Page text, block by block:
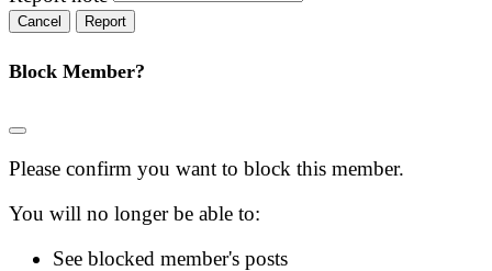
Report
Block Member?
Please confirm you want to block this member.
You will no longer be able to:
See blocked member's posts